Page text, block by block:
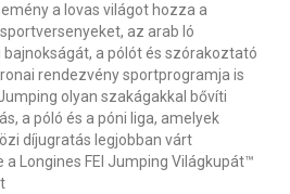
a lovas világot hozza a
az arab ló
a pólót és szórakoztató
rendezvény sportprogramja is
olyan szakágakkal bővíti
a póló és a póni liga, amelyek
díjugratás legjobban várt
Longines FEI Jumping Világkupát™